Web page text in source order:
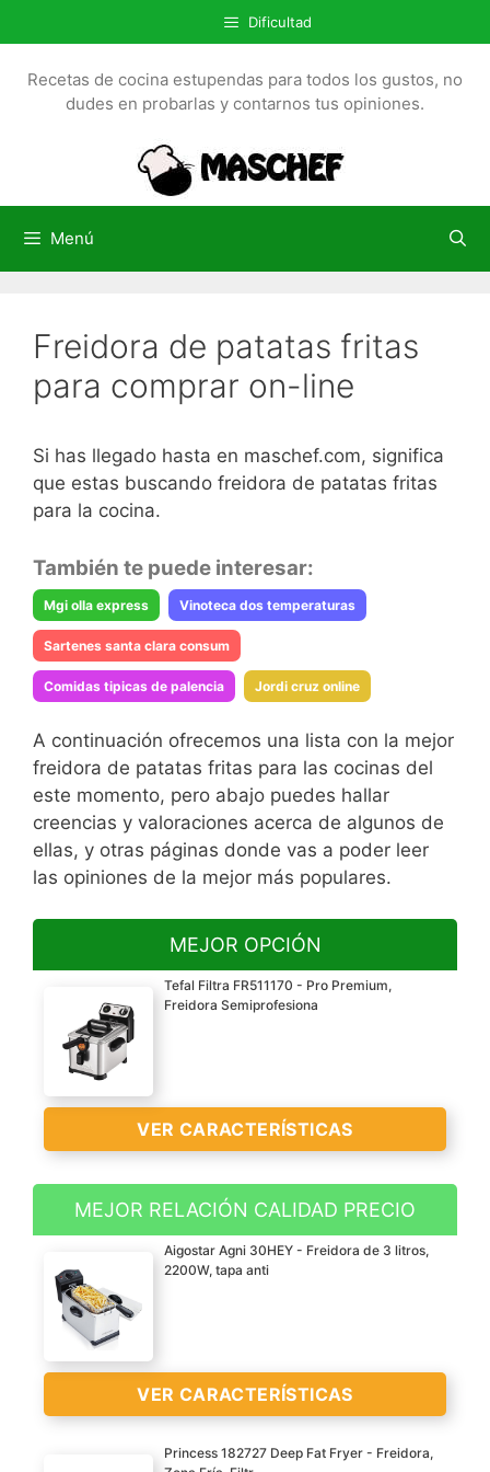
a
l
Dificultad
Recetas de cocina estupendas para todos los gustos, no
dudes en probarlas y contarnos tus opiniones.
Menú
Freidora de patatas fritas
para comprar on-line
Si has llegado hasta en maschef.com, significa
que estas buscando freidora de patatas fritas
para la cocina.
También te puede interesar:
Mgi olla express Vinoteca dos temperaturas
Sartenes santa clara consum
Comidas tipicas de palencia Jordi cruz online
A continuación ofrecemos una lista con la mejor
freidora de patatas fritas para las cocinas del
este momento, pero abajo puedes hallar
creencias y valoraciones acerca de algunos de
ellas, y otras páginas donde vas a poder leer
las opiniones de la mejor más populares.
MEJOR OPCIÓN
Tefal Filtra FR511170 - Pro Premium,
Freidora Semiprofesiona
VER CARACTERÍSTICAS
Freidora semiprofesional
de acero inoxidable con
tecnología de zona de
toque frío con capacidad
de 3 L de aceite y una
potencia de 2400 W
Sistema exclusivo del
de filtrado permite filtrar
MEJOR RELACIÓN CALIDAD PRECIO
Aigostar Agni 30HEY - Freidora de 3 litros,
2200W, tapa anti
VER CARACTERÍSTICAS
Princess 182727 Deep Fat Fryer - Freidora,